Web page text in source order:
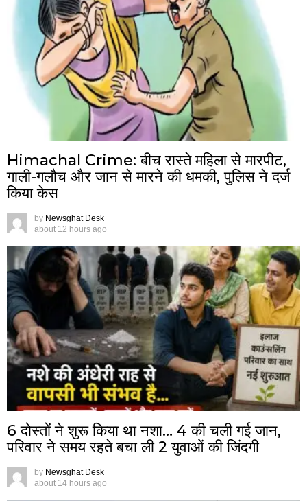
Himachal Crime: बीच रास्ते महिला से मारपीट,
गाली-गलौच और जान से मारने की धमकी, पुलिस ने दर्ज
किया केस
by Newsghat Desk
about 12 hours ago
6 दोस्तों ने शुरू किया था नशा… 4 की चली गई जान,
परिवार ने समय रहते बचा ली 2 युवाओं की जिंदगी
by Newsghat Desk
about 14 hours ago